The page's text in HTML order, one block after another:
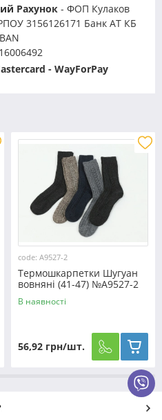
Рахунок - ФОП Кулаков
3156126171 Банк АТ КБ
- WayForPay
code: A9527-2
Термошкарпетки Шугуан
вовняні (41-47) №A9527-2
В наявності
56,92 грн/шт.